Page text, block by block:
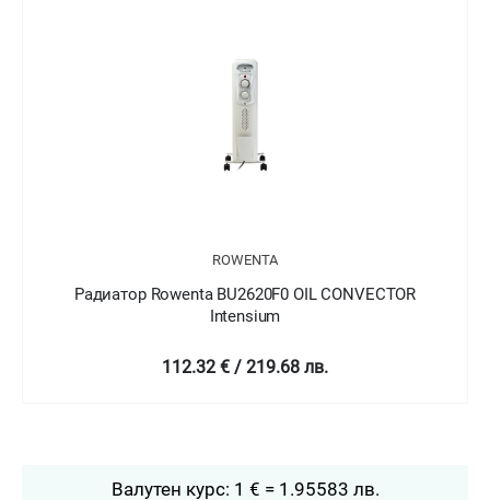
ROWENTA
Радиатор Rowenta BU2620F0 OIL CONVECTOR
Intensium
112.32 € / 219.68 лв.
Валутен курс: 1 € = 1.95583 лв.